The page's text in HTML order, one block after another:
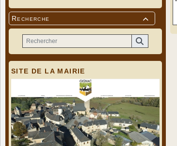

Recherche
SITE DE LA MAIRIE